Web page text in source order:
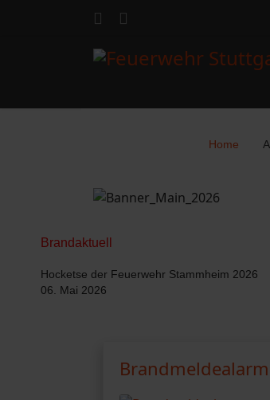
Home
Brandaktuell
Hocketse der Feuerwehr Stammheim 2026
06. Mai 2026